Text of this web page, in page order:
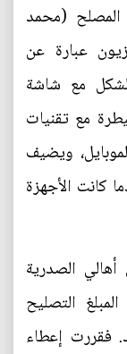
المصلح (محمد
عبارة عن
مع شاشة
مع تقنيات
ويضيف
كانت الأجهزة
الصدرية
التصليح
فقررت إعطاء